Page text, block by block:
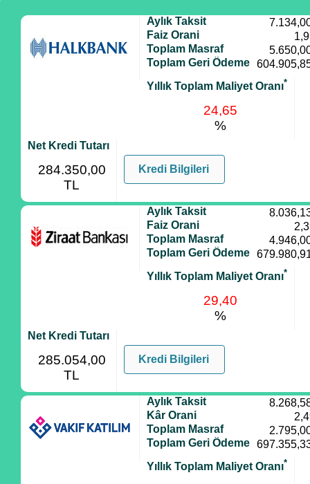
Aylık Taksit
Faiz Orani
Toplam Masraf
Toplam Geri Ödeme
Yıllık Toplam Maliyet Oranı*
24,65
%
Net Kredi Tutarı
284.350,00
TL
Kredi Bilgileri
Aylık Taksit
Faiz Orani
Toplam Masraf
Toplam Geri Ödeme
Yıllık Toplam Maliyet Oranı*
29,40
%
Net Kredi Tutarı
285.054,00
TL
Kredi Bilgileri
Aylık Taksit
Kâr Orani
Toplam Masraf
Toplam Geri Ödeme
Yıllık Toplam Maliyet Oranı*